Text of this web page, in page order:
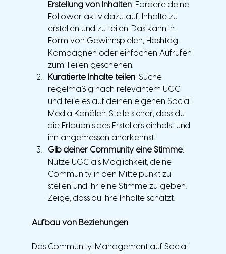
Erstellung von Inhalten: Fordere deine
Follower aktiv dazu auf, Inhalte zu
erstellen und zu teilen. Das kann in
Form von Gewinnspielen, Hashtag-
Kampagnen oder einfachen Aufrufen
zum Teilen geschehen.
Kuratierte Inhalte teilen: Suche
regelmäßig nach relevantem UGC
und teile es auf deinen eigenen Social
Media Kanälen. Stelle sicher, dass du
die Erlaubnis des Erstellers einholst und
ihn angemessen anerkennst.
Gib deiner Community eine Stimme:
Nutze UGC als Möglichkeit, deine
Community in den Mittelpunkt zu
stellen und ihr eine Stimme zu geben.
Zeige, dass du ihre Inhalte schätzt.
Aufbau von Beziehungen
Das Community-Management auf Social